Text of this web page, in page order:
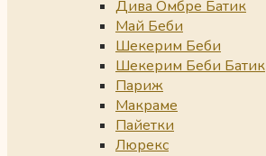
Дива Омбре Батик
Май Беби
Шекерим Беби
Шекерим Беби Батик
Париж
Макраме
Пайетки
Люрекс